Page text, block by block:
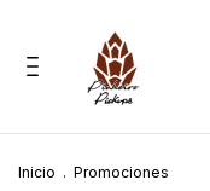
Inicio . Promociones